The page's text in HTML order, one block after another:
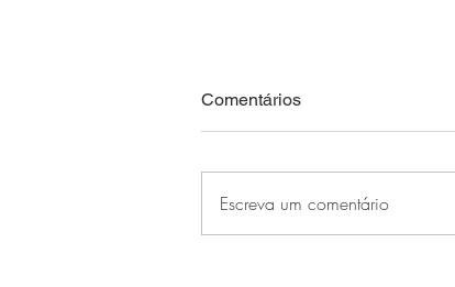
Comentários
Escreva um comentário